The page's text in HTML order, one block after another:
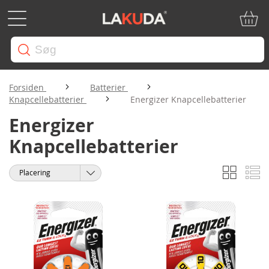
Forsiden
Batterier
Knapcellebatterier
Energizer Knapcellebatterier
Energizer
Knapcellebatterier
Vis
som
Gitter
Sorter